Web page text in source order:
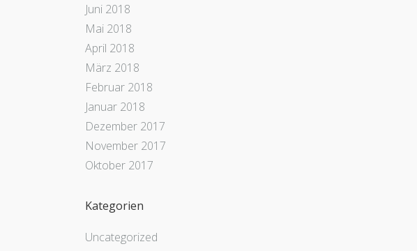
Juni 2018
Mai 2018
April 2018
März 2018
Februar 2018
Januar 2018
Dezember 2017
November 2017
Oktober 2017
Kategorien
Uncategorized